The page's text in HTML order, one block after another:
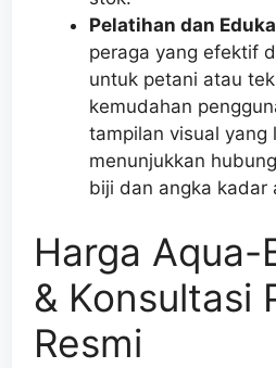
Pelatihan dan
peraga yang efektif
untuk petani atau
kemudahan
tampilan visual yang
menunjukkan
biji dan angka kadar
Harga Aqua-
& Konsultasi
Resmi